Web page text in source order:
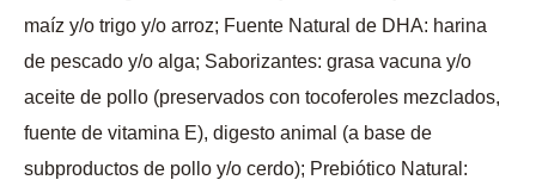
maíz y/o trigo y/o arroz; Fuente Natural de DHA: harina
de pescado y/o alga; Saborizantes: grasa vacuna y/o
aceite de pollo (preservados con tocoferoles mezclados,
fuente de vitamina E), digesto animal (a base de
subproductos de pollo y/o cerdo); Prebiótico Natural: